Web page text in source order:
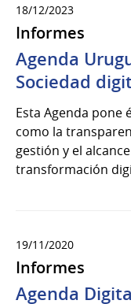
18/12/2023
Informes
Agenda
Sociedad
Esta Agenda pone
como la
gestión y el
transformación
19/11/2020
Informes
Agenda